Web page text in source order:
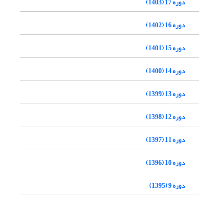
دوره 16 (1402)
دوره 15 (1401)
دوره 14 (1400)
دوره 13 (1399)
دوره 12 (1398)
دوره 11 (1397)
دوره 10 (1396)
دوره 9 (1395)